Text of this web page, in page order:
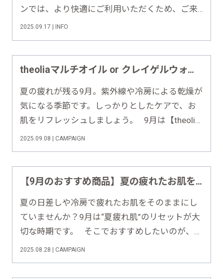
ンでは、より快適にご利用いただくため、ご来
店後のアンケートでいただいたお声をもとに、
2025.09.17 | INFO
theoliaマルチオイル or クレイゲルウォッシュ｜選べる9月限定キャンペーン
夏の疲れが残る9月。紫外線や冷房による乾燥が
気になる季節です。しっかりとしたケアで、お
肌をリフレッシュしましょう。 9月は【theolia
マルチオイルトリートメント変更キャンペー
2025.09.08 | CAMPAIGN
【9月のおすすめ商品】夏の疲れたお肌をリセット！「クールスムースコットンセラム」
夏の日差しや冷房で疲れたお肌をそのままにし
ていませんか？9月は“夏疲れ肌”のリセットが大
切な時期です。 そこでおすすめしたいのが、ひ
んやりケアと美容液成分を同時に叶える「クー
ルスムースコットンセラム」。お肌に新しいう
2025.08.28 | CAMPAIGN